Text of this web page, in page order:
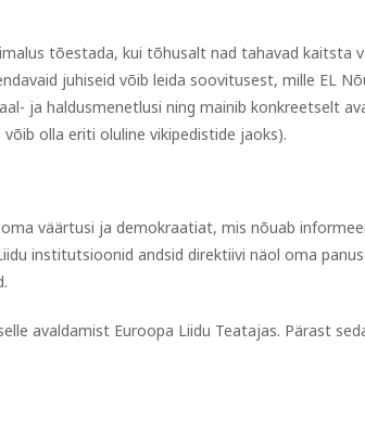
tõestada, kui tõhusalt nad tahavad kaitsta
juhiseid võib leida soovitusest, mille EL
ja haldusmenetlusi ning mainib konkreetselt
olla eriti oluline vikipedistide jaoks).
väärtusi ja demokraatiat, mis nõuab
institutsioonid andsid direktiivi näol oma
avaldamist Euroopa Liidu Teatajas. Pärast